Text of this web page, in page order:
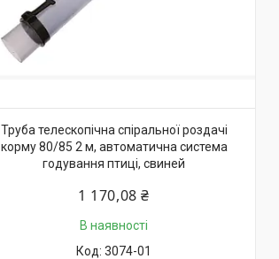
Труба телескопічна спіральної роздачі
корму 80/85 2 м, автоматична система
годування птиці, свиней
1 170,08 ₴
В наявності
3074-01